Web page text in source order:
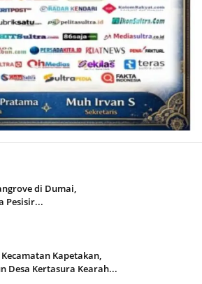
di Dumai,
Pesisir...
Kapetakan,
Desa Kertasura Kearah...